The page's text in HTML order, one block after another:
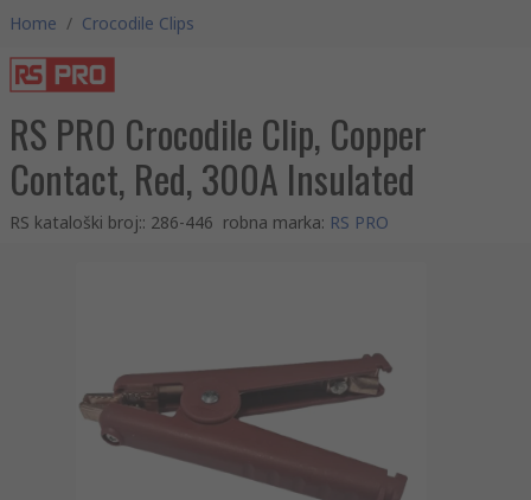
Home / Crocodile Clips
RS PRO Crocodile Clip, Copper
Contact, Red, 300A Insulated
RS kataloški broj:: 286-446 robna marka: RS PRO